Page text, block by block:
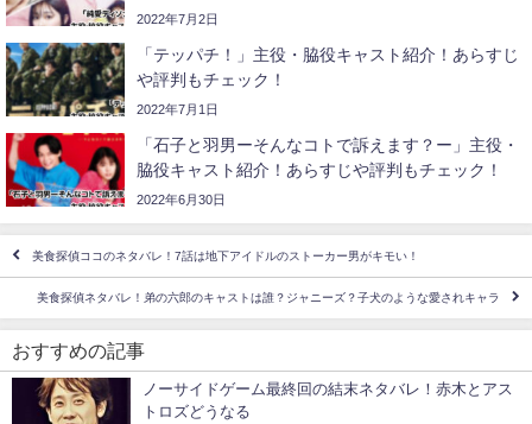
2022年7月2日
「テッパチ！」主役・脇役キャスト紹介！あらすじ
や評判もチェック！
2022年7月1日
「石子と羽男ーそんなコトで訴えます？ー」主役・
脇役キャスト紹介！あらすじや評判もチェック！
2022年6月30日
美食探偵ココのネタバレ！7話は地下アイドルのストーカー男がキモい！
美食探偵ネタバレ！弟の六郎のキャストは誰？ジャニーズ？子犬のような愛されキャラ
おすすめの記事
ノーサイドゲーム最終回の結末ネタバレ！赤木とアス
トロズどうなる